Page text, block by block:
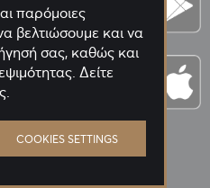
παρόμοιες
βελτιώσουμε και να
σας, καθώς και
Δείτε
COOKIES SETTINGS